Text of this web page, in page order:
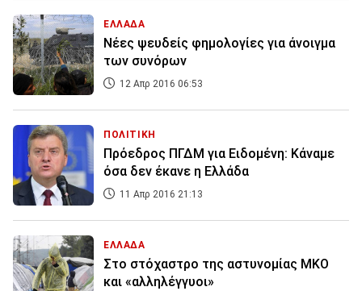
ΕΛΛΑΔΑ
Νέες ψευδείς φημολογίες για άνοιγμα
των συνόρων
12 Απρ 2016 06:53
ΠΟΛΙΤΙΚΗ
Πρόεδρος ΠΓΔΜ για Ειδομένη: Kάναμε
όσα δεν έκανε η Ελλάδα
11 Απρ 2016 21:13
ΕΛΛΑΔΑ
Στο στόχαστρο της αστυνομίας ΜΚΟ
και «αλληλέγγυοι»